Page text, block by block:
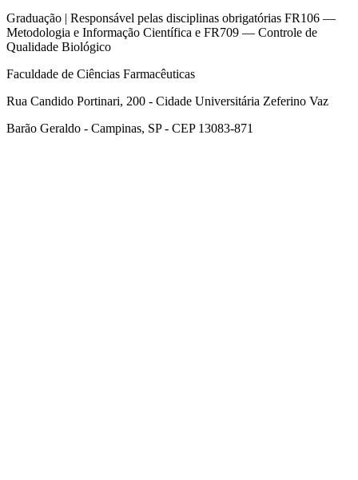
Graduação | Responsável pelas disciplinas obrigatórias FR106 —
Metodologia e Informação Científica e FR709 — Controle de
Qualidade Biológico
Faculdade de Ciências Farmacêuticas
Rua Candido Portinari, 200 - Cidade Universitária Zeferino Vaz
Barão Geraldo - Campinas, SP - CEP 13083-871